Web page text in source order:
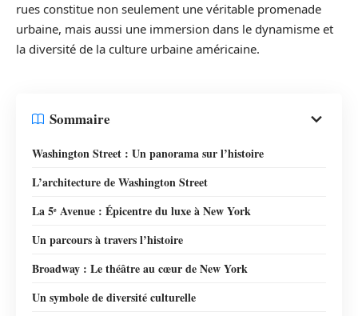
rues constitue non seulement une véritable promenade
urbaine, mais aussi une immersion dans le dynamisme et
la diversité de la culture urbaine américaine.
Sommaire
Washington Street : Un panorama sur l’histoire
L’architecture de Washington Street
La 5ᵉ Avenue : Épicentre du luxe à New York
Un parcours à travers l’histoire
Broadway : Le théâtre au cœur de New York
Un symbole de diversité culturelle